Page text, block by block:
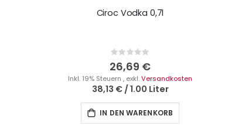
Ciroc Vodka 0,7l
Rating:
0%
26,69 €
Inkl. 19% Steuern , exkl.Versandkosten
38,13 €/1.00 Liter
IN DEN WARENKORB